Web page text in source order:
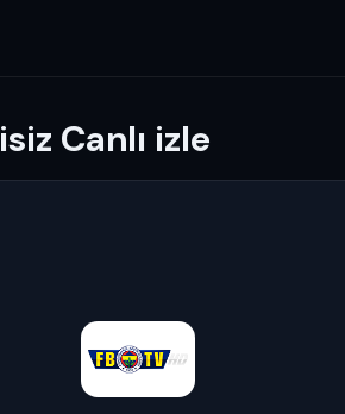
Canlı izle